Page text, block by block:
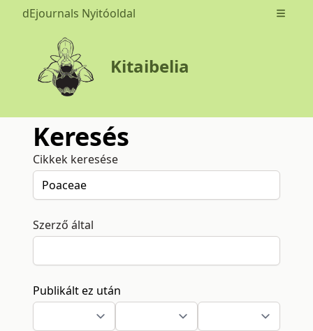
dEjournals Nyitóoldal Open
Kitaibelia
Keresés
Cikkek keresése
Szerző által
Publikált ez után